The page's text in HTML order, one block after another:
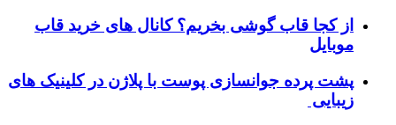
از کجا قاب گوشی بخریم؟ کانال های خرید قاب
موبایل
پشت پرده جوانسازی پوست با پلاژن در کلینیک های
زیبایی